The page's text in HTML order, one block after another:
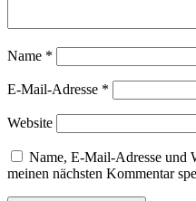
Name *
E-Mail-Adresse *
Website
Name, E-Mail-Adresse und
meinen nächsten Kommentar